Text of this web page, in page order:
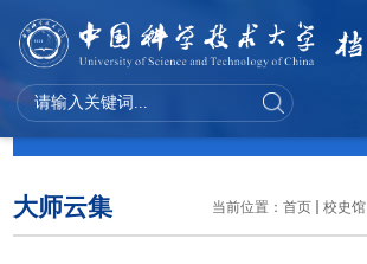
校史馆
大师云集 当前位置： 首页 校史馆